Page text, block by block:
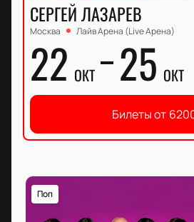
СЕРГЕЙ ЛАЗАРЕВ
Москва Лайв Арена (Live Арена)
22 ОКТ 25 ОКТ
Билеты от
Поп